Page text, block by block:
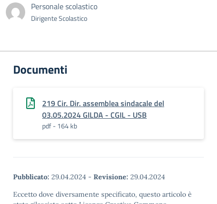
Personale scolastico
Dirigente Scolastico
Documenti
219 Cir. Dir. assemblea sindacale del
03.05.2024 GILDA - CGIL - USB
pdf - 164 kb
Pubblicato: 29.04.2024 - Revisione: 29.04.2024
Eccetto dove diversamente specificato, questo articolo è